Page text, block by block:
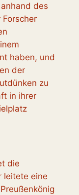
des
haben, und
der
zu
in ihrer
die
leitete eine